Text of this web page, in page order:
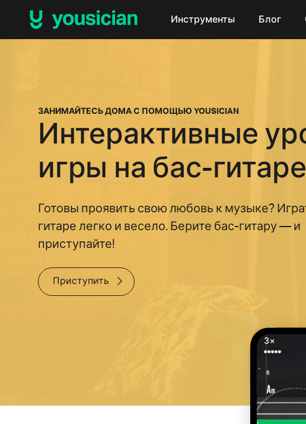
Инструменты Блог
ЗАНИМАЙТЕСЬ ДОМА С ПОМОЩЬЮ YOUSICIAN
Интерактивные
игры на бас-гитаре
Готовы проявить свою любовь к музыке?
гитаре легко и весело. Берите бас-гитару — и
приступайте!
Приступить